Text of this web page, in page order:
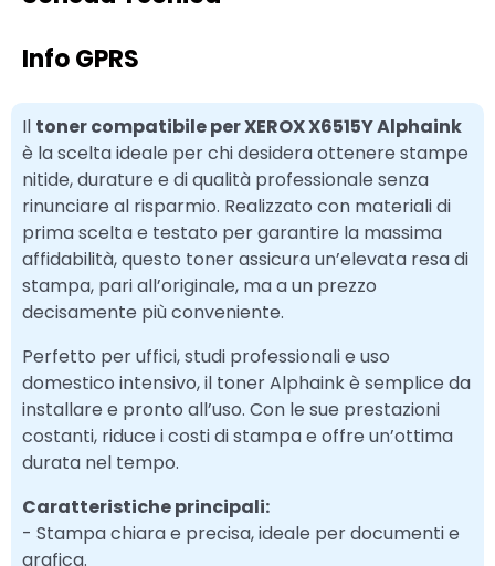
Info GPRS
Il toner compatibile per XEROX X6515Y Alphaink
è la scelta ideale per chi desidera ottenere stampe
nitide, durature e di qualità professionale senza
rinunciare al risparmio. Realizzato con materiali di
prima scelta e testato per garantire la massima
affidabilità, questo toner assicura un’elevata resa di
stampa, pari all’originale, ma a un prezzo
decisamente più conveniente.
Perfetto per uffici, studi professionali e uso
domestico intensivo, il toner Alphaink è semplice da
installare e pronto all’uso. Con le sue prestazioni
costanti, riduce i costi di stampa e offre un’ottima
durata nel tempo.
Caratteristiche principali:
- Stampa chiara e precisa, ideale per documenti e
grafica.